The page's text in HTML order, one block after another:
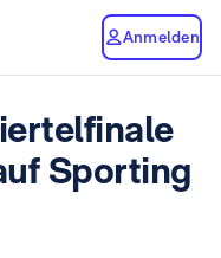
Anmelden
Sporting